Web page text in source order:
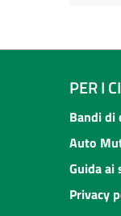
PER I
Bandi di
Auto
Guida ai
Privacy